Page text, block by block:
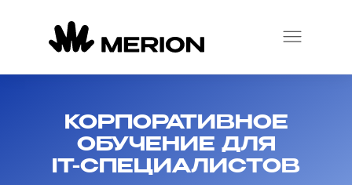
КОРПОРАТИВНОЕ
ОБУЧЕНИЕ ДЛЯ
IT-СПЕЦИАЛИСТОВ